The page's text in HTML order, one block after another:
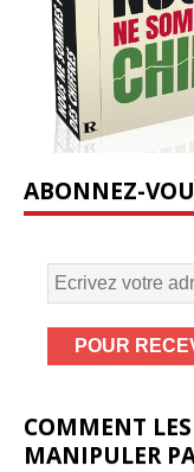
ABONNEZ-
COMMENT
MANIPULER